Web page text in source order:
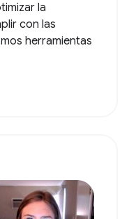
la
con las
herramientas